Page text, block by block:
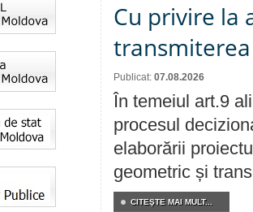
Cu privire la
Publicat: 07.08.2026
În temeiul art.9
procesul
elaborării
geometric și
CITEŞTE MAI MULT...